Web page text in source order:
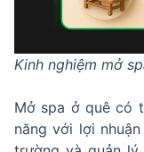
Kinh nghiệm mở
Mở spa ở quê có
năng với lợi